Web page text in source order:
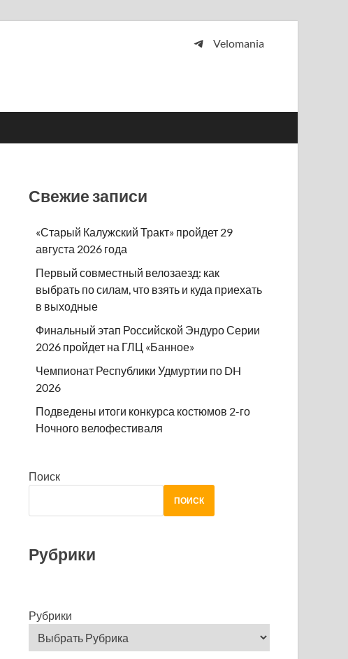
Velomania
Свежие записи
«Старый Калужский Тракт» пройдет 29
августа 2026 года
Первый совместный велозаезд: как
выбрать по силам, что взять и куда приехать
в выходные
Финальный этап Российской Эндуро Серии
2026 пройдет на ГЛЦ «Банное»
Чемпионат Республики Удмуртии по DH
2026
Подведены итоги конкурса костюмов 2-го
Ночного велофестиваля
Поиск
ПОИСК
Рубрики
Рубрики